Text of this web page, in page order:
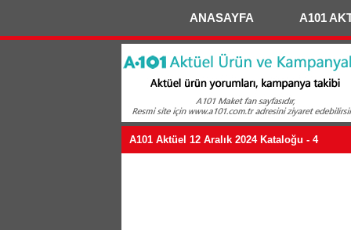
ANASAYFA A101
A101 Aktüel 12 Aralık 2024 Kataloğu - 4